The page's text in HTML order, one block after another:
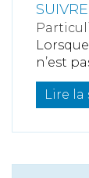
n’est
Lire la